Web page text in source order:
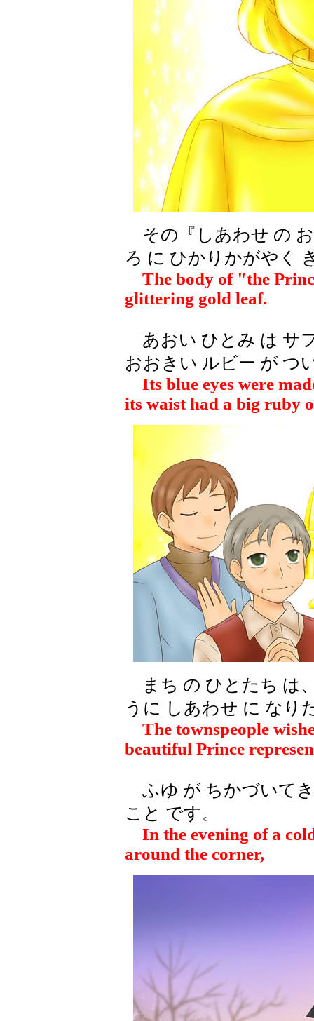
その『しあわせ の
ろ に ひかりかがやく
The body of "the
glittering gold leaf.
あおい ひとみ は サ
おおきい ルビー が つ
Its blue eyes were
its waist had a big ruby
まち の ひとたち は
うに しあわせ に なり
The townspeople
beautiful Prince
ふゆ が ちかづいて
こと です。
In the evening of a
around the corner,